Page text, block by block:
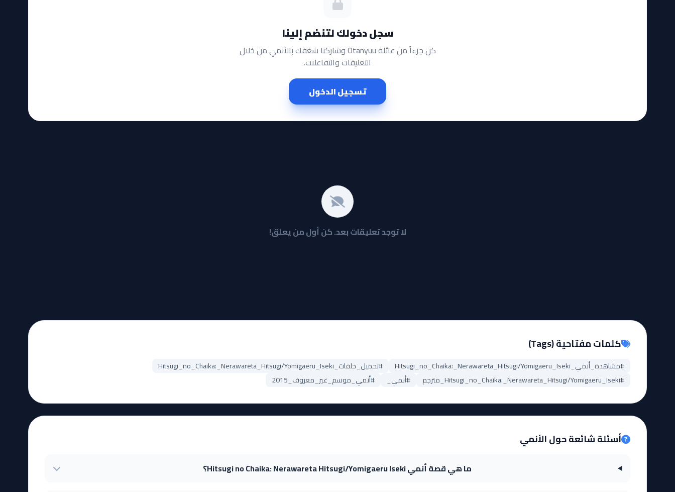
سجل دخولك لتنضم إلينا
كن جزءاً من عائلة Otanyuu وشاركنا شغفك بالأنمي من خلال
التعليقات والتفاعلات.
تسجيل الدخول
لا توجد تعليقات بعد. كن أول من يعلق!
كلمات مفتاحية (Tags)
#مشاهدة_أنمي_Hitsugi_no_Chaika:_Nerawareta_Hitsugi/Yomigaeru_Iseki
#تحميل_حلقات_Hitsugi_no_Chaika:_Nerawareta_Hitsugi/Yomigaeru_Iseki
#Hitsugi_no_Chaika:_Nerawareta_Hitsugi/Yomigaeru_Iseki_مترجم
#أنمي_ #أنمي_موسم_غير_معروف_2015
أسئلة شائعة حول الأنمي
ما هي قصة أنمي Hitsugi no Chaika: Nerawareta Hitsugi/Yomigaeru Iseki؟